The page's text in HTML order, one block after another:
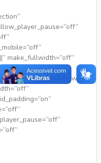
make_fullwidth=”off”